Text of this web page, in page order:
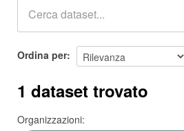
Ordina per
1 dataset trovato
Organizzazioni: